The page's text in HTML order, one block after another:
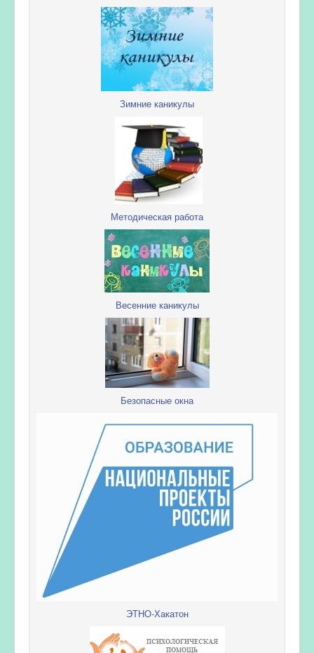
Зимние каникулы
Методическая работа
Весенние каникулы
Безопасные окна
ЭТНО-Хакатон